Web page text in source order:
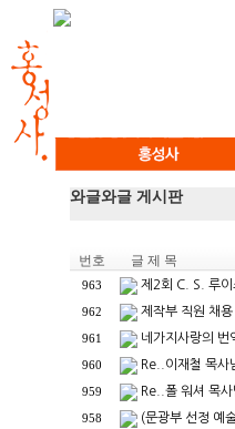
와글와글 게시판
번호 글 제 목
963 제2회 C. S. 루이
962 제작부 직원 채
961 네가지사랑의 번
960 Re..이재철 목사
959 Re..폴 워셔 목
958 (문광부 선정 예